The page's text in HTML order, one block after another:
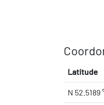
Latitude
N 52.5189